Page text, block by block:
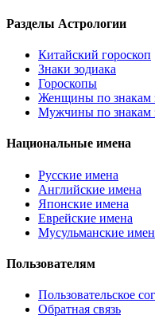
Разделы Астрологии
Китайский гороскоп
Знаки зодиака
Гороскопы
Женщины по знакам
Мужчины по знакам
Национальные имена
Русские имена
Английские имена
Японские имена
Еврейские имена
Мусульманские
Пользователям
Пользовательское
Обратная связь